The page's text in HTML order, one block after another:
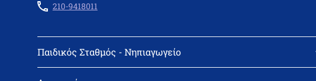
210-9418011
Παιδικός Σταθμός - Νηπιαγωγείο